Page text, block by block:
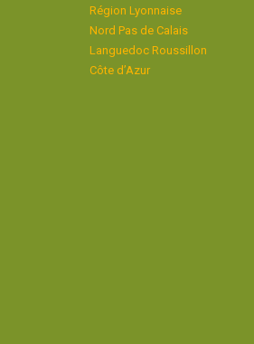
Région Lyonnaise
Nord Pas de Calais
Languedoc Roussillon
Côte d’Azur